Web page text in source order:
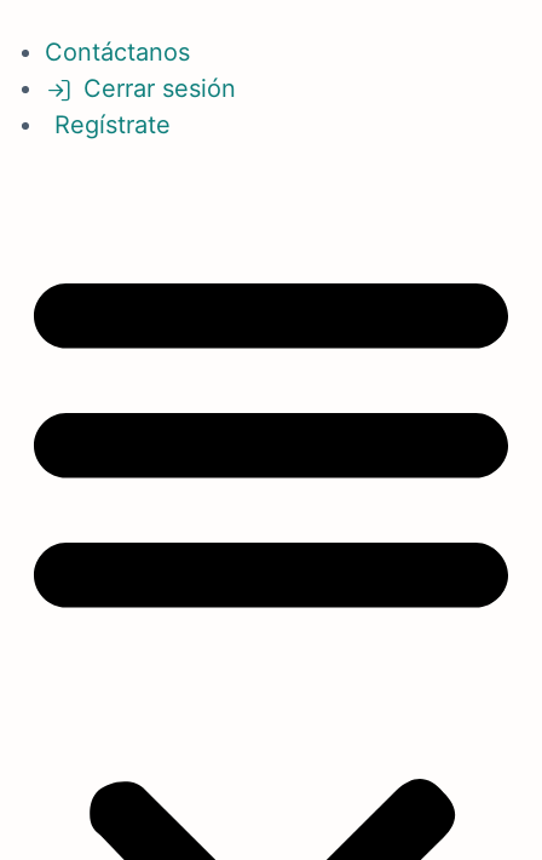
Contáctanos
Cerrar sesión
Regístrate